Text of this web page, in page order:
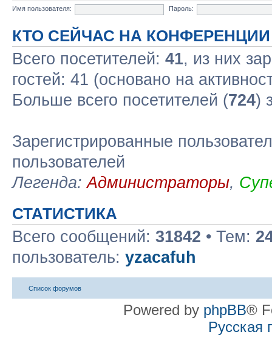
Имя пользователя:
Пароль:
КТО СЕЙЧАС НА КОНФЕРЕНЦИИ
Всего посетителей: 41, из них
гостей: 41 (основано на
Больше всего посетителей (724)
Зарегистрированные
пользователей
Легенда:Администраторы,
СТАТИСТИКА
Всего сообщений: 31842 • Тем:
пользователь: yzacafuh
Список форумов
Powered by phpBB®
Русская